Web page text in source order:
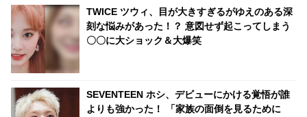
TWICE ツウィ、目が大きすぎるがゆえのある深
刻な悩みがあった！？ 意図せず起こってしまう
〇〇に大ショック＆大爆笑
SEVENTEEN ホシ、デビューにかける覚悟が誰
よりも強かった！ 「家族の面倒を見るために